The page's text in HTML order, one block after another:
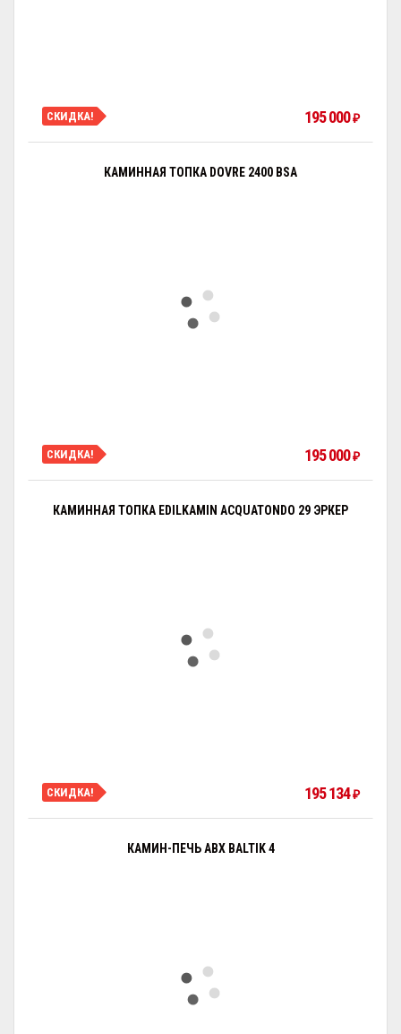
СКИДКА! 195 000₽
КАМИННАЯ ТОПКА DOVRE 2400 BSA
СКИДКА! 195 000₽
КАМИННАЯ ТОПКА EDILKAMIN ACQUATONDO 29 ЭРКЕР
СКИДКА! 195 134₽
КАМИН-ПЕЧЬ ABX BALTIK 4